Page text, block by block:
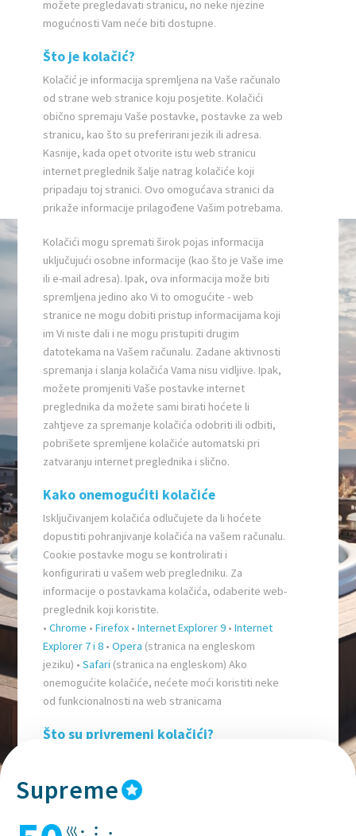
Supreme
možete pregledavati stranicu, no neke njezine
mogućnosti Vam neće biti dostupne.
Što je kolačić?
Kolačić je informacija spremljena na Vaše računalo
od strane web stranice koju posjetite. Kolačići
obično spremaju Vaše postavke, postavke za web
stranicu, kao što su preferirani jezik ili adresa.
Kasnije, kada opet otvorite istu web stranicu
internet preglednik šalje natrag kolačiće koji
pripadaju toj stranici. Ovo omogućava stranici da
prikaže informacije prilagođene Vašim potrebama.
Kolačići mogu spremati širok pojas informacija
uključujući osobne informacije (kao što je Vaše ime
ili e-mail adresa). Ipak, ova informacija može biti
spremljena jedino ako Vi to omogućite - web
stranice ne mogu dobiti pristup informacijama koji
im Vi niste dali i ne mogu pristupiti drugim
datotekama na Vašem računalu. Zadane aktivnosti
spremanja i slanja kolačića Vama nisu vidljive. Ipak,
možete promjeniti Vaše postavke internet
preglednika da možete sami birati hoćete li
zahtjeve za spremanje kolačića odobriti ili odbiti,
pobrišete spremljene kolačiće automatski pri
zatvaranju internet preglednika i slično.
Kako onemogućiti kolačiće
Isključivanjem kolačića odlučujete da li hoćete
dopustiti pohranjivanje kolačića na vašem računalu.
Cookie postavke mogu se kontrolirati i
konfigurirati u vašem web pregledniku. Za
informacije o postavkama kolačića, odaberite web-
preglednik koji koristite.
•Chrome •Firefox •Internet Explorer 9 •Internet
Explorer 7 i 8 •Opera (stranica na engleskom
jeziku) •Safari (stranica na engleskom) Ako
onemogućite kolačiće, nećete moći koristiti neke
od funkcionalnosti na web stranicama
Što su privremeni kolačići?
Pomoću njih web-mjesta pohranjuju privremene